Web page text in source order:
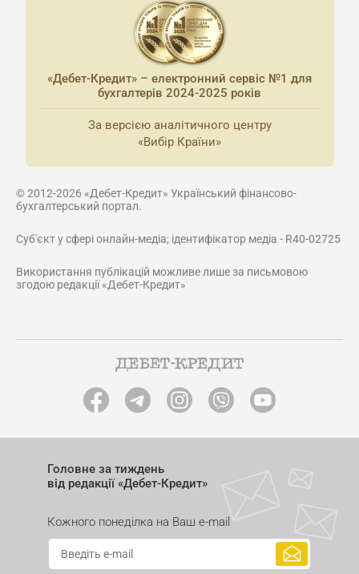
«Дебет-Кредит» – електронний сервіс №1 для
бухгалтерів 2024-2025 років
За версією аналітичного центру
«Вибір Країни»
© 2012-2026 «Дебет-Кредит» Український фінансово-
бухгалтерський портал.
Суб'єкт у сфері онлайн-медіа; ідентифікатор медіа - R40-02725
Використання публікацій можливе лише за письмовою
згодою редакції «Дебет-Кредит»
Головне за тиждень
від редакції «Дебет-Кредит»
Кожного понеділка на Ваш e-mail